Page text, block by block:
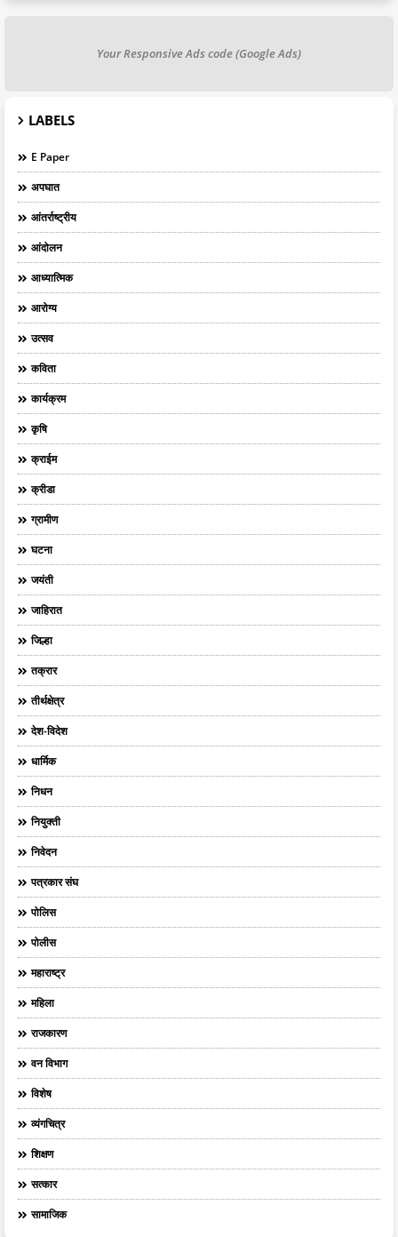
Your Responsive Ads code (Google Ads)
LABELS
E Paper
अपघात
आंतर्राष्ट्रीय
आंदोलन
आध्यात्मिक
आरोग्य
उत्सव
कविता
कार्यक्रम
कृषि
क्राईम
क्रीडा
ग्रामीण
घटना
जयंती
जाहिरात
जिल्हा
तक्रार
तीर्थक्षेत्र
देश-विदेश
धार्मिक
निधन
नियुक्ती
निवेदन
पत्रकार संघ
पोलिस
पोलीस
महाराष्ट्र
महिला
राजकारण
वन विभाग
विशेष
व्यंगचित्र
शिक्षण
सत्कार
सामाजिक